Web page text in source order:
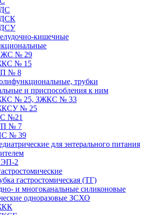
кишечные
№ 29
№ 15
№ 8
трубки
и приспособления к ним
№ 25, ЗЖКС № 33
№ 25
№21
№ 7
№ 39
для энтерального питания
2
гастростомическая (ТГ)
и многоканальные силиконовые
одноразовые ЗСХО